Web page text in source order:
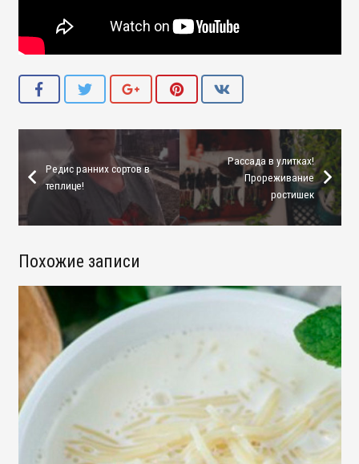
Рассада в улитках!
Прореживание
ростишек
Редис ранних сортов в
теплице!
Похожие записи